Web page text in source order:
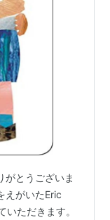
がとうございま
えがいたEric
ただきます。